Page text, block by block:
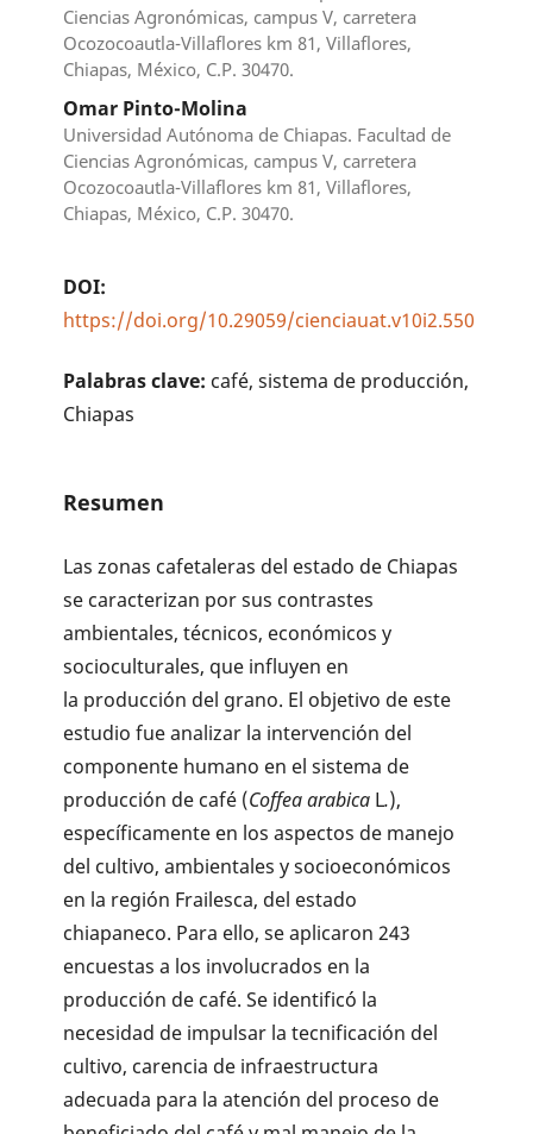
Ciencias Agronómicas, campus V, carretera
Ocozocoautla-Villaflores km 81, Villaflores,
Chiapas, México, C.P. 30470.
Omar Pinto-Molina
Universidad Autónoma de Chiapas. Facultad de
Ciencias Agronómicas, campus V, carretera
Ocozocoautla-Villaflores km 81, Villaflores,
Chiapas, México, C.P. 30470.
DOI:
https://doi.org/10.29059/cienciauat.v10i2.550
Palabras clave: café, sistema de producción,
Chiapas
Resumen
Las zonas cafetaleras del estado de Chiapas
se caracterizan por sus contrastes
ambientales, técnicos, económicos y
socioculturales, que influyen en
la producción del grano. El objetivo de este
estudio fue analizar la intervención del
componente humano en el sistema de
producción de café (Coffea arabica L.),
específicamente en los aspectos de manejo
del cultivo, ambientales y socioeconómicos
en la región Frailesca, del estado
chiapaneco. Para ello, se aplicaron 243
encuestas a los involucrados en la
producción de café. Se identificó la
necesidad de impulsar la tecnificación del
cultivo, carencia de infraestructura
adecuada para la atención del proceso de